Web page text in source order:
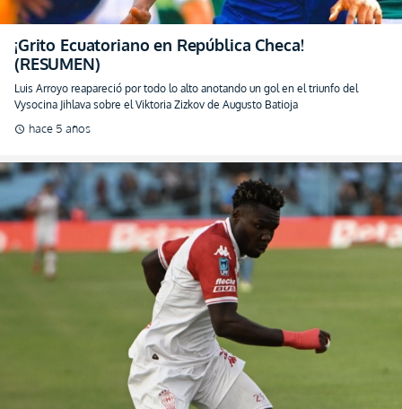
¡Grito Ecuatoriano en República Checa!
(RESUMEN)
Luis Arroyo reapareció por todo lo alto anotando un gol en el triunfo del
Vysocina Jihlava sobre el Viktoria Zizkov de Augusto Batioja
schedule hace 5 años